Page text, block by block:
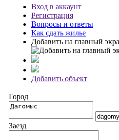
Вход в аккаунт
Регистрация
Вопросы и ответы
Как сдать жилье
Добавить на главный
Добавить объект
Город
Заезд